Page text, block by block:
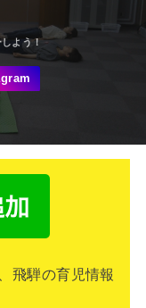
飛騨の育児情報